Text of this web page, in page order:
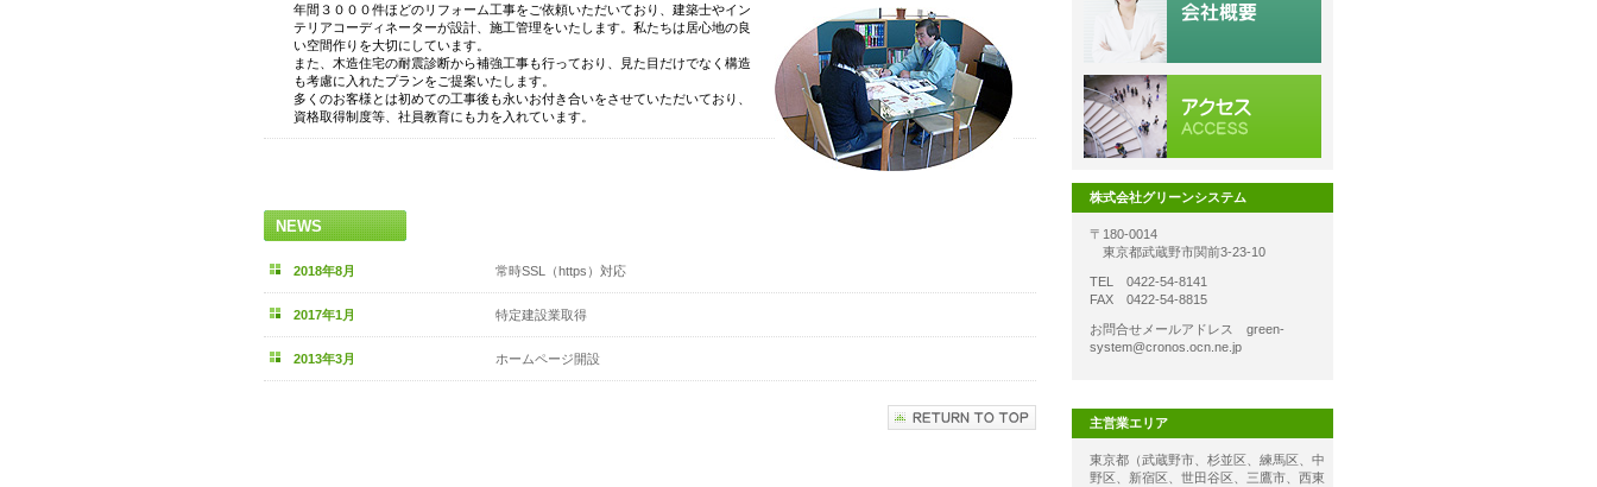
年間３０００件ほどのリフォーム工事をご依頼いただいており、建築士やイン
テリアコーディネーターが設計、施工管理をいたします。私たちは居心地の良
い空間作りを大切にしています。
また、木造住宅の耐震診断から補強工事も行っており、見た目だけでなく構造
も考慮に入れたプランをご提案いたします。
多くのお客様とは初めての工事後も永いお付き合いをさせていただいており、
資格取得制度等、社員教育にも力を入れています。
NEWS
2018年8月 常時SSL（https）対応
2017年1月 特定建設業取得
2013年3月 ホームページ開設
株式会社グリーンシステム
〒180-0014
東京都武蔵野市関前3-23-10
TEL 0422-54-8141
FAX 0422-54-8815
お問合せメールアドレス green-
system@cronos.ocn.ne.jp
主営業エリア
東京都（武蔵野市、杉並区、練馬区、中
野区、新宿区、世田谷区、三鷹市、西東